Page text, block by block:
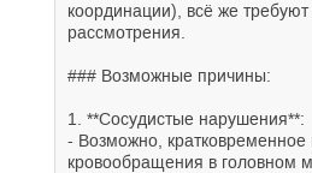
координации), всё же
рассмотрения.
### Возможные причины:
1. **Сосудистые нарушения**:
- Возможно,
кровообращения в головном